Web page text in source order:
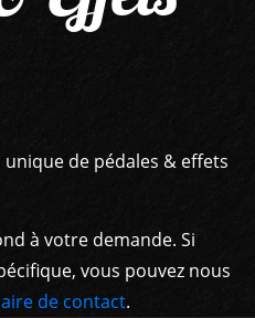
EFFETS
de pédales & effets
à votre demande. Si
vous pouvez nous
de contact.